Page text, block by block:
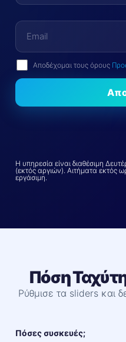
Αποδέχομαι τους όρους
Η υπηρεσία είναι διαθέσιμη
(εκτός αργιών). Αιτήματα εκτός
εργάσιμη.
Πόση
Ρύθμισε τα sliders και
Πόσες συσκευές;